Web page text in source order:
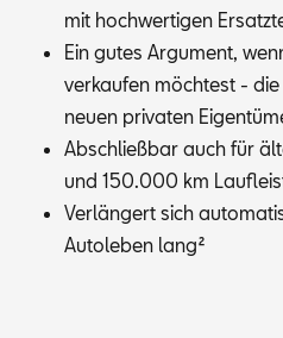
mit hoch­wer­ti­gen
Ein gu­tes Ar­gu­ment,
ver­kau­fen möch­test -
neu­en pri­va­ten
Ab­schließ­bar auch für
und 150.000 km
Ver­län­gert sich
Au­to­le­ben lang²